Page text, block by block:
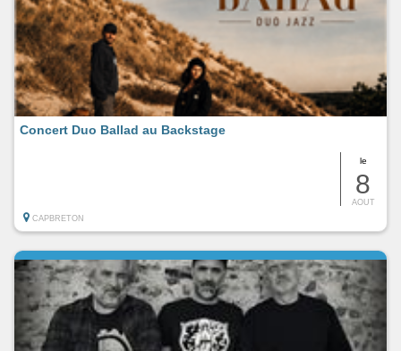
le
8
AOUT
Concert Duo Ballad au Backstage
CAPBRETON